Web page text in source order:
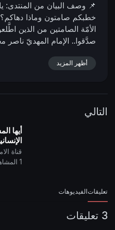
📌 وصف البیان من المنتدى:
خطبكم صامتون وماذا
الأمّة الصامتين من الذين
صدَّقوا.. الإمام المهديّ ناصر
البيان من المنتدى:
أظهر المزيد
التالي
أيها
وإن
قناة
1 المشاهدات
تعليقات الفيديوهات
3 تعليقات